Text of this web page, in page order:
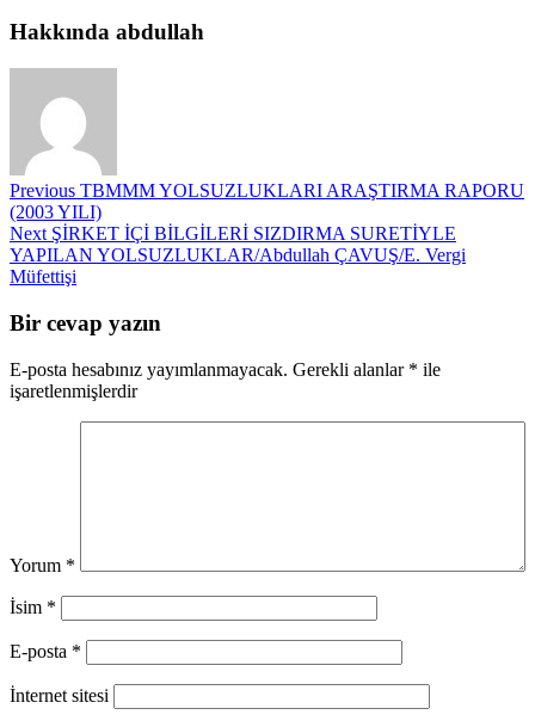
Hakkında abdullah
Previous TBMMM YOLSUZLUKLARI ARAŞTIRMA RAPORU
(2003 YILI)
Next ŞİRKET İÇİ BİLGİLERİ SIZDIRMA SURETİYLE
YAPILAN YOLSUZLUKLAR/Abdullah ÇAVUŞ/E. Vergi
Müfettişi
Bir cevap yazın
E-posta hesabınız yayımlanmayacak. Gerekli alanlar * ile
işaretlenmişlerdir
Yorum *
İsim *
E-posta *
İnternet sitesi